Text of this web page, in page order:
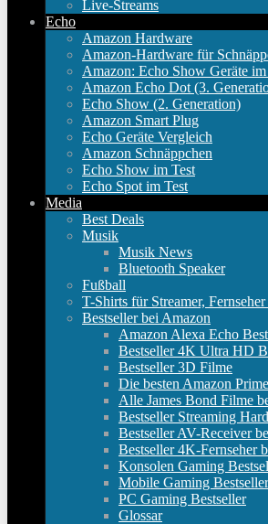
Live-Streams
Echo
Amazon Hardware
Amazon-Hardware für
Amazon: Echo Show Geräte
Amazon Echo Dot (3.
Echo Show (2. Generation)
Amazon Smart Plug
Echo Geräte Vergleich
Amazon Schnäppchen
Echo Show im Test
Echo Spot im Test
Media
Best Deals
Musik
Musik News
Bluetooth Speaker
Fußball
T-Shirts für Streamer,
Bestseller bei Amazon
Amazon Alexa Echo
Bestseller 4K Ultra HD
Bestseller 3D Filme
Die besten Amazon
Alle James Bond Filme
Bestseller Streaming
Bestseller AV-Receiver
Bestseller 4K-Fernseher
Konsolen Gaming
Mobile Gaming Bestseller
PC Gaming Bestseller
Glossar